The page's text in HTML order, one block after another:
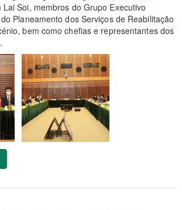
Lai Soi, membros do Grupo Executivo
Planeamento dos Serviços de Reabilitação
bem como chefias e representantes dos